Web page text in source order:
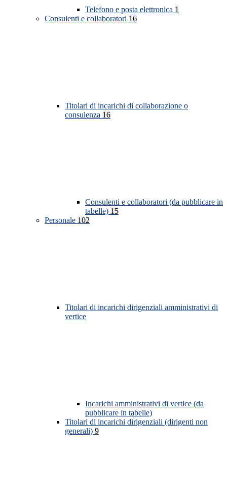
Telefono e posta elettronica 1
Consulenti e collaboratori 16
Titolari di incarichi di collaborazione o
consulenza 16
Consulenti e collaboratori (da pubblicare in
tabelle) 15
Personale 102
Titolari di incarichi dirigenziali amministrativi di
vertice
Incarichi amministrativi di vertice (da
pubblicare in tabelle)
Titolari di incarichi dirigenziali (dirigenti non
generali) 9